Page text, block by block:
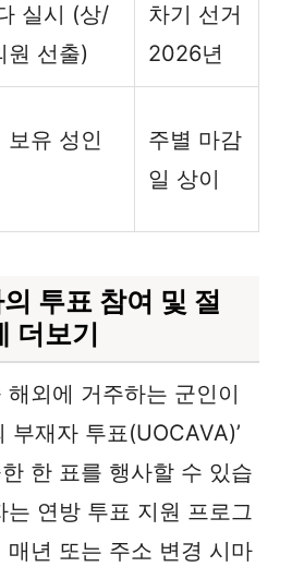
실시 (상/
원 선출)
차기 선거
2026년
보유 성인
주별 마감
일 상이
투표 참여 및 절
더보기
외에 거주하는 군인이
부재자 투표(UOCAVA)’
한 표를 행사할 수 있습
는 연방 투표 지원 프로그
매년 또는 주소 변경 시마